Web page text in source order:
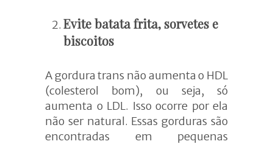
Evite batata frita, sorvetes e
biscoitos
A gordura trans não aumenta o HDL
(colesterol bom), ou seja, só
aumenta o LDL. Isso ocorre por ela
não ser natural. Essas gorduras são
encontradas em pequenas